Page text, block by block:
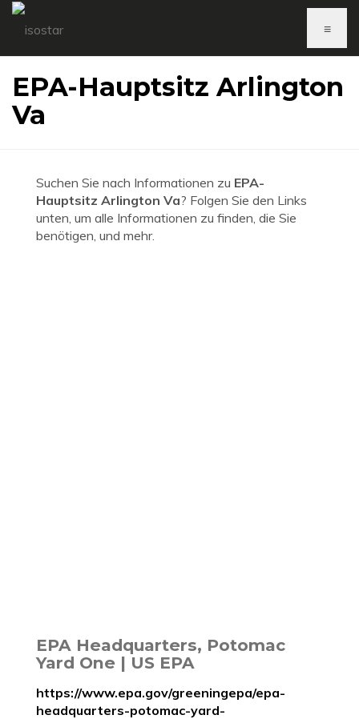
≡
EPA-Hauptsitz Arlington
Va
Suchen Sie nach Informationen zu EPA-
Hauptsitz Arlington Va? Folgen Sie den Links
unten, um alle Informationen zu finden, die Sie
benötigen, und mehr.
EPA Headquarters, Potomac
Yard One | US EPA
https://www.epa.gov/greeningepa/epa-
headquarters-potomac-yard-